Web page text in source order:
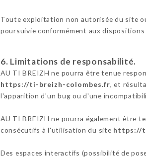
Toute exploitation non autorisée du site
poursuivie conformément aux
6. Limitations de responsabilité.
AU TI BREIZH ne pourra être tenue
https://ti-breizh-colombes.fr, et
l'apparition d'un bug ou d'une
AU TI BREIZH ne pourra également être
consécutifs à l'utilisation du site https://
Des espaces interactifs (possibilité de